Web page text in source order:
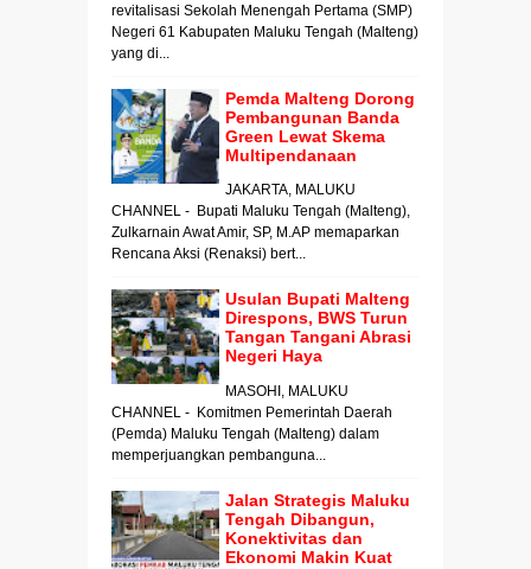
revitalisasi Sekolah Menengah Pertama (SMP)
Negeri 61 Kabupaten Maluku Tengah (Malteng)
yang di...
Pemda Malteng Dorong
Pembangunan Banda
Green Lewat Skema
Multipendanaan
JAKARTA, MALUKU
CHANNEL - Bupati Maluku Tengah (Malteng),
Zulkarnain Awat Amir, SP, M.AP memaparkan
Rencana Aksi (Renaksi) bert...
Usulan Bupati Malteng
Direspons, BWS Turun
Tangan Tangani Abrasi
Negeri Haya
MASOHI, MALUKU
CHANNEL - Komitmen Pemerintah Daerah
(Pemda) Maluku Tengah (Malteng) dalam
memperjuangkan pembanguna...
Jalan Strategis Maluku
Tengah Dibangun,
Konektivitas dan
Ekonomi Makin Kuat